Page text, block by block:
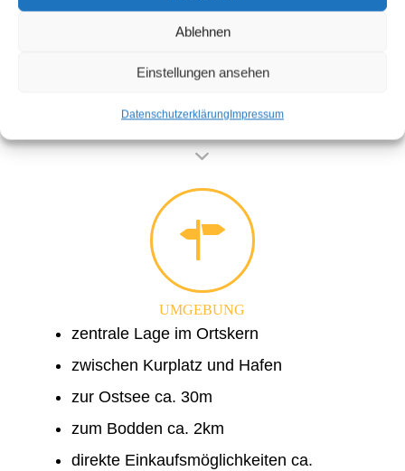
Ablehnen
Einstellungen ansehen
DatenschutzerklärungImpressum
UMGEBUNG
zentrale Lage im Ortskern
zwischen Kurplatz und Hafen
zur Ostsee ca. 30m
zum Bodden ca. 2km
direkte Einkaufsmöglichkeiten ca.